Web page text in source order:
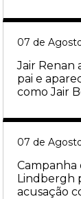
07 de
Jair Renan
pai e
como Jair
07 de
Campanha
Lindbergh
acusação